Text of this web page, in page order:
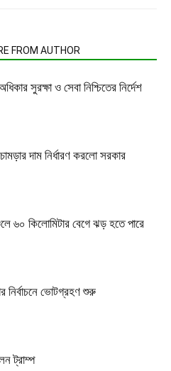
FROM AUTHOR
সুরক্ষা ও সেবা নিশ্চিতের নির্দেশ
দাম নির্ধারণ করলো সরকার
৬০ কিলোমিটার বেগে ঝড় হতে পারে
নির্বাচনে ভোটগ্রহণ শুরু
ট্রাম্প